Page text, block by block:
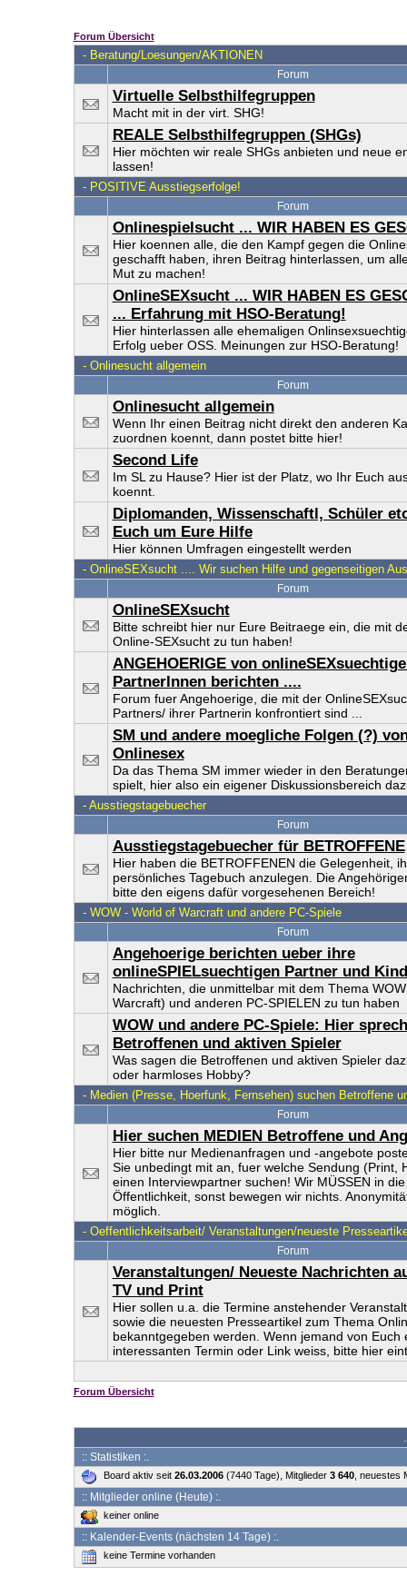
Forum Übersicht
- Beratung/Loesungen/AKTIONEN
Forum
Virtuelle Selbsthilfegruppen
Macht mit in der virt. SHG!
REALE Selbsthilfegruppen (SHGs)
Hier möchten wir reale SHGs anbieten und neue
lassen!
- POSITIVE Ausstiegserfolge!
Forum
Onlinespielsucht ... WIR HABEN ES
Hier koennen alle, die den Kampf gegen die
geschafft haben, ihren Beitrag hinterlassen, um
Mut zu machen!
OnlineSEXsucht ... WIR HABEN ES
... Erfahrung mit HSO-Beratung!
Hier hinterlassen alle ehemaligen
Erfolg ueber OSS. Meinungen zur HSO-Beratung!
- Onlinesucht allgemein
Forum
Onlinesucht allgemein
Wenn Ihr einen Beitrag nicht direkt den anderen
zuordnen koennt, dann postet bitte hier!
Second Life
Im SL zu Hause? Hier ist der Platz, wo Ihr Euch
koennt.
Diplomanden, Wissenschaftl, Schüler
Euch um Eure Hilfe
Hier können Umfragen eingestellt werden
- OnlineSEXsucht .... Wir suchen Hilfe und gegenseitigen
Forum
OnlineSEXsucht
Bitte schreibt hier nur Eure Beitraege ein, die mit
Online-SEXsucht zu tun haben!
ANGEHOERIGE von
PartnerInnen berichten ....
Forum fuer Angehoerige, die mit der
Partners/ ihrer Partnerin konfrontiert sind ...
SM und andere moegliche Folgen (?)
Onlinesex
Da das Thema SM immer wieder in den
spielt, hier also ein eigener Diskussionsbereich
- Ausstiegstagebuecher
Forum
Ausstiegstagebuecher für BETROFFENE
Hier haben die BETROFFENEN die Gelegenheit,
persönliches Tagebuch anzulegen. Die
bitte den eigens dafür vorgesehenen Bereich!
- WOW - World of Warcraft und andere PC-Spiele
Forum
Angehoerige berichten ueber ihre
onlineSPIELsuechtigen Partner und
Nachrichten, die unmittelbar mit dem Thema
Warcraft) und anderen PC-SPIELEN zu tun haben
WOW und andere PC-Spiele: Hier
Betroffenen und aktiven Spieler
Was sagen die Betroffenen und aktiven Spieler
oder harmloses Hobby?
- Medien (Presse, Hoerfunk, Fernsehen) suchen Betroffene
Forum
Hier suchen MEDIEN Betroffene und
Hier bitte nur Medienanfragen und -angebote
Sie unbedingt mit an, fuer welche Sendung (Print,
einen Interviewpartner suchen! Wir MÜSSEN in die
Öffentlichkeit, sonst bewegen wir nichts.
möglich.
- Oeffentlichkeitsarbeit/ Veranstaltungen/neueste
Forum
Veranstaltungen/ Neueste Nachrichten
TV und Print
Hier sollen u.a. die Termine anstehender
sowie die neuesten Presseartikel zum Thema
bekanntgegeben werden. Wenn jemand von Euch
interessanten Termin oder Link weiss, bitte hier
Forum Übersicht
:: Statistiken :.
Board aktiv seit 26.03.2006(7440 Tage), Mitglieder 3 640, neuestes
:: Mitglieder online (Heute) :.
keiner online
:: Kalender-Events (nächsten 14 Tage) :.
keine Termine vorhanden